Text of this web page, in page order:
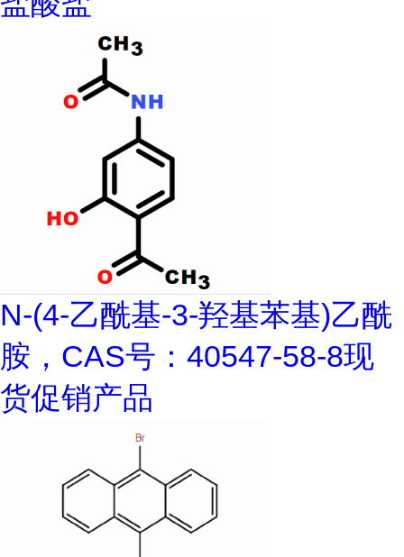
N-(4-乙酰基-3-羟基苯基)乙酰
胺，CAS号：40547-58-8现
货促销产品